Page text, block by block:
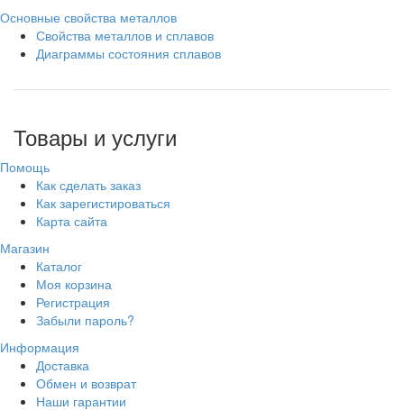
Основные свойства металлов
Свойства металлов и сплавов
Диаграммы состояния сплавов
Товары и услуги
Помощь
Как сделать заказ
Как зарегистироваться
Карта сайта
Магазин
Каталог
Моя корзина
Регистрация
Забыли пароль?
Информация
Доставка
Обмен и возврат
Наши гарантии